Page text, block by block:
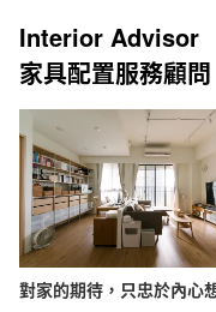
Interior Advisor
家具配置服務顧
對家的期待，只忠於內心